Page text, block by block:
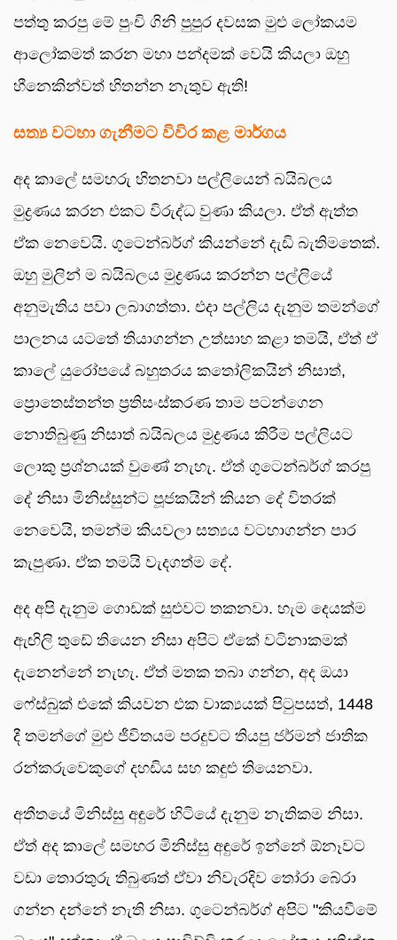
පත්තු කරපු මේ පුංචි ගිනි පුපුර දවසක මුළු ලෝකයම
ආලෝකමත් කරන මහා පන්දමක් වෙයි කියලා ඔහු
හීනෙකින්වත් හිතන්න නැතුව ඇති!
සත්‍ය වටහා ගැනීමට විවිර කළ මාර්ගය
අද කාලේ සමහරු හිතනවා පල්ලියෙන් බයිබලය
මුද්‍රණය කරන එකට විරුද්ධ වුණා කියලා. ඒත් ඇත්ත
ඒක නෙවෙයි. ගුටෙන්බර්ග් කියන්නේ දැඩි බැතිමතෙක්.
ඔහු මුලින් ම බයිබලය මුද්‍රණය කරන්න පල්ලියේ
අනුමැතිය පවා ලබාගත්තා. එදා පල්ලිය දැනුම තමන්ගේ
පාලනය යටතේ තියාගන්න උත්සාහ කළා තමයි, ඒත් ඒ
කාලේ යුරෝපයේ බහුතරය කතෝලිකයින් නිසාත්,
ප්‍රොතෙස්තන්ත ප්‍රතිසංස්කරණ තාම පටන්ගෙන
නොතිබුණු නිසාත් බයිබලය මුද්‍රණය කිරීම පල්ලියට
ලොකු ප්‍රශ්නයක් වුණේ නැහැ. ඒත් ගුටෙන්බර්ග් කරපු
දේ නිසා මිනිස්සුන්ට පූජකයින් කියන දේ විතරක්
නෙවෙයි, තමන්ම කියවලා සත්‍යය වටහාගන්න පාර
කැපුණා. ඒක තමයි වැදගත්ම දේ.
අද අපි දැනුම ගොඩක් සුළුවට තකනවා. හැම දෙයක්ම
ඇඟිලි තුඩේ තියෙන නිසා අපිට ඒකේ වටිනාකමක්
දැනෙන්නේ නැහැ. ඒත් මතක තබා ගන්න, අද ඔයා
ෆේස්බුක් එකේ කියවන එක වාක්‍යයක් පිටුපසත්, 1448
දී තමන්ගේ මුළු ජීවිතයම පරදුවට තියපු ජර්මන් ජාතික
රන්කරුවෙකුගේ දහඩිය සහ කඳුළු තියෙනවා.
අතීතයේ මිනිස්සු අඳුරේ හිටියේ දැනුම නැතිකම නිසා.
ඒත් අද කාලේ සමහර මිනිස්සු අඳුරේ ඉන්නේ ඕනෑවට
වඩා තොරතුරු තිබුණත් ඒවා නිවැරදිව තෝරා බේරා
ගන්න දන්නේ නැති නිසා. ගුටෙන්බර්ග් අපිට "කියවීමේ